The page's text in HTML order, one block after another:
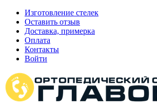
Изготовление стелек
Оставить отзыв
Доставка, примерка
Оплата
Контакты
Войти